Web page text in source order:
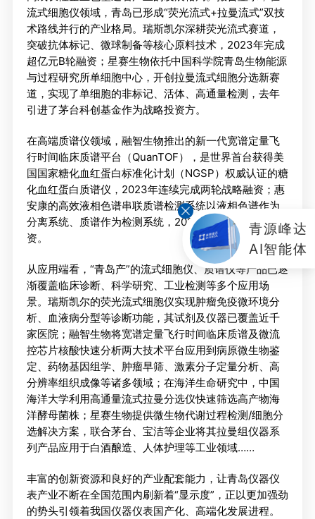
流式细胞仪领域，青岛已形成“荧光流式+拉曼流式”双技
术路线并行的产业格局。瑞斯凯尔深耕荧光流式赛道，
突破抗体标记、微球制备等核心原料技术，2023年完成
超亿元B轮融资；星赛生物依托中国科学院青岛生物能源
与过程研究所单细胞中心，开创拉曼流式细胞分选新赛
道，实现了单细胞的非标记、活体、高通量检测，去年
引进了茅台科创基金作为战略投资方。
在高端质谱仪领域，融智生物推出的新一代宽谱定量飞
行时间临床质谱平台（QuanTOF），是世界首台获得美
国国家糖化血红蛋白标准化计划（NGSP）权威认证的糖
化血红蛋白质谱仪，2023年连续完成两轮战略融资；惠
安康的高效液相色谱串联质谱检测系统以液相色谱作为
分离系统、质谱作为检测系统，2024年完成天使轮融
资。
从应用端看，“青岛产”的流式细胞仪、质谱仪等产品已逐
渐覆盖临床诊断、科学研究、工业检测等多个应用场
景。瑞斯凯尔的荧光流式细胞仪实现肿瘤免疫微环境分
析、血液病分型等诊断功能，其试剂及仪器已覆盖近千
家医院；融智生物将宽谱定量飞行时间临床质谱及微流
控芯片核酸快速分析两大技术平台应用到病原微生物鉴
定、药物基因组学、肿瘤早筛、激素分子定量分析、高
分辨率组织成像等诸多领域；在海洋生命研究中，中国
海洋大学利用高通量流式拉曼分选仪快速筛选高产物海
洋酵母菌株；星赛生物提供微生物代谢过程检测/细胞分
选解决方案，联合茅台、宝洁等企业将其拉曼组仪器系
列产品应用于白酒酿造、人体护理等工业领域……
丰富的创新资源和良好的产业配套能力，让青岛仪器仪
表产业不断在全国范围内刷新着“显示度”，正以更加强劲
的势头引领着我国仪器仪表国产化、高端化发展进程。
青源峰达
AI智能体